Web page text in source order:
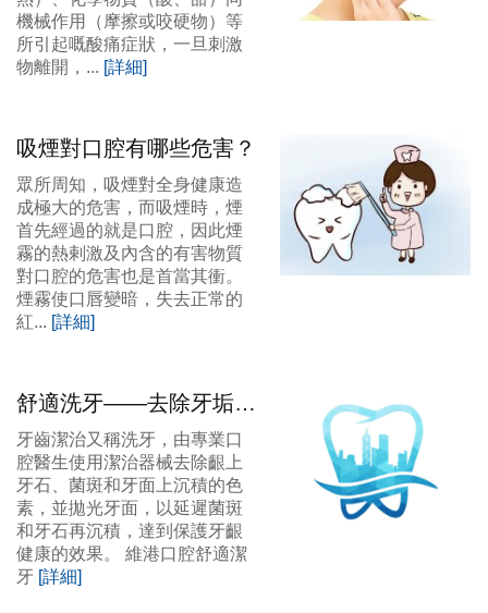
機械作用（摩擦或咬硬物）等
所引起嘅酸痛症狀，一旦刺激
物離開，... [詳細]
吸煙對口腔有哪些危害？
眾所周知，吸煙對全身健康造
成極大的危害，而吸煙時，煙
首先經過的就是口腔，因此煙
霧的熱剌激及內含的有害物質
對口腔的危害也是首當其衝。
煙霧使口唇變暗，失去正常的
紅... [詳細]
舒適洗牙——去除牙垢、
牙結石的有效方法
牙齒潔治又稱洗牙，由專業口
腔醫生使用潔治器械去除齦上
牙石、菌斑和牙面上沉積的色
素，並拋光牙面，以延遲菌斑
和牙石再沉積，達到保護牙齦
健康的效果。 維港口腔舒適潔
牙 [詳細]